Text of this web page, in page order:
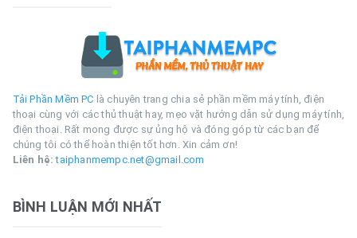
Tải Phần Mềm PC là chuyên trang chia sẻ phần mềm máy tính, điện
thoại cùng với các thủ thuật hay, mẹo vặt hướng dẫn sử dụng máy tính,
điện thoại. Rất mong được sự ủng hộ và đóng góp từ các bạn để
chúng tôi có thể hoàn thiện tốt hơn. Xin cảm ơn!
Liên hệ: taiphanmempc.net@gmail.com
BÌNH LUẬN MỚI NHẤT